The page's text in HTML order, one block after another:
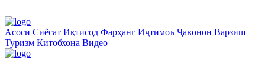
Асосӣ Сиёсат Иқтисод Фарҳанг Иҷтимоъ Ҷавонон Варзиш
Туризм Китобхона Видео